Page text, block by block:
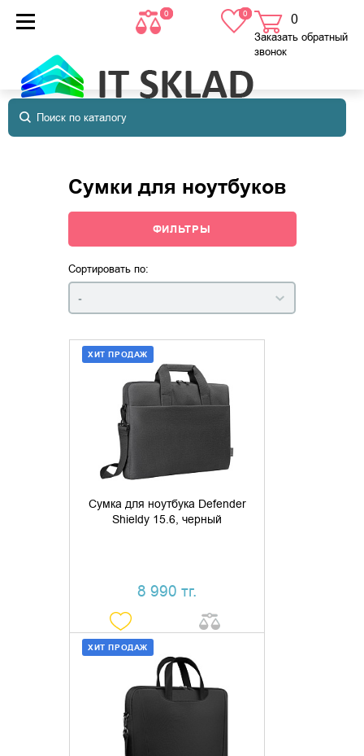
0 0 0
в корзине
Заказать обратный
звонок
Сумки для ноутбуков
ФИЛЬТРЫ
Сортировать по:
-
Сумка для ноутбука Defender
Shieldy 15.6, черный
8 990 тг.
ХИТ ПРОДАЖ
ДОБАВИТЬ В КОРЗИНУ
КУПИТЬ В 1 КЛИК
ХИТ ПРОДАЖ
ДОБАВИТЬ В КОРЗИНУ
КУПИТЬ В 1 КЛИК